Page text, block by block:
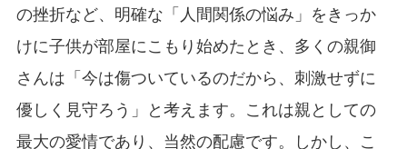
の挫折など、明確な「人間関係の悩み」をきっか
けに子供が部屋にこもり始めたとき、多くの親御
さんは「今は傷ついているのだから、刺激せずに
優しく見守ろう」と考えます。これは親としての
最大の愛情であり、当然の配慮です。しかし、こ